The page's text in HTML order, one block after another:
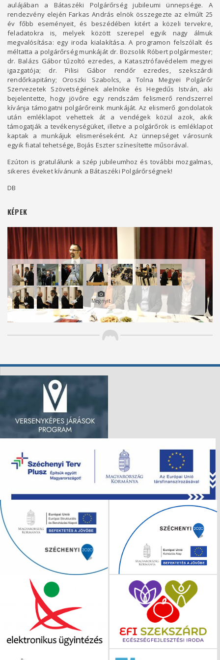
aulájában a Bátaszéki Polgárőrség jubileumi ünnepsége. A
rendezvény elején Farkas András elnök összegezte az elmúlt 25
év főbb eseményeit, és beszédében kitért a közeli tervekre,
feladatokra is, melyek között szerepel egyik nagy álmuk
megvalósítása: egy iroda kialakítása. A programon felszólalt és
méltatta a polgárőrség munkáját dr. Bozsolik Róbert polgármester;
dr. Balázs Gábor tűzoltó ezredes, a Katasztrófavédelem megyei
igazgatója; dr. Pilisi Gábor rendőr ezredes, szekszárdi
rendőrkapitány; Oroszki Szabolcs, a Tolna Megyei Polgárőr
Szervezetek Szövetségének alelnöke és Hegedűs István, aki
bejelentette, hogy jövőre egy rendszám felismerő rendszerrel
kívánja támogatni polgárőreink munkáját. Az elismerő gondolatok
után emléklapot vehettek át a vendégek közül azok, akik
támogatják a tevékenységüket, illetve a polgárőrök is emléklapot
kaptak a munkájuk elismeréseként. Az ünnepséget városunk
egyik fiatal tehetsége, Bojás Eszter színesítette műsorával.
Ezúton is gratulálunk a szép jubileumhoz és további mozgalmas,
sikeres éveket kívánunk a Bátaszéki Polgárőrségnek!
DB
KÉPEK
Megnyit